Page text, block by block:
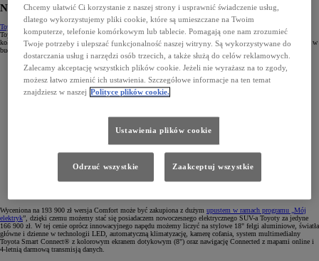
Najtańsze auto elektryczne Toyoty
Toyota bZ4X
jest odpowiedzią na wiele zapytań, ponieważ nie tylko jest najtańszym autem elektrycznym
Toyoty, ale również najtańszym SUV-em tej marki, który został dodatkowo wyposażony w napęd na cztery
koła. To idealne połączenie luksusu i praktyczności korzystające z ponad dwóch dekad doświadczenia Toyoty w
budowaniu zelektryfikowanych napędów.
Wyceniona na 193 900 zł wersja Comfort może być zakupiona z dużym upustem w ramach programu „Mój
elektryk” , dzięki czemu możemy stać się posiadaczem nowoczesnego elektrycznego SUV-a Toyoty za jedyne
166 900 zł. W tej cenie oprócz innowacyjnego napędu możemy liczyć na stylowe 18" felgi aluminiowe, światła
główne i dzienne w technologii LED, automatyczną klimatyzację, kamerę cofania, system multimedialny
Toyota Smart Connect® z kolorowym ekranem dotykowym (8") oraz nawigację Connected z mapami online i
4-letnią darmową transmisją danych.
Chcemy ułatwić Ci korzystanie z naszej strony i usprawnić świadczenie usług,
dlatego wykorzystujemy pliki cookie, które są umieszczane na Twoim
komputerze, telefonie komórkowym lub tablecie. Pomagają one nam zrozumieć
Twoje potrzeby i ulepszać funkcjonalność naszej witryny. Są wykorzystywane do
dostarczania usług i narzędzi osób trzecich, a także służą do celów reklamowych.
Zalecamy akceptację wszystkich plików cookie. Jeżeli nie wyrażasz na to zgody,
możesz łatwo zmienić ich ustawienia. Szczegółowe informacje na ten temat
znajdziesz w naszej Polityce plików cookie.
Ustawienia plików cookie
Odrzuć wszystkie Zaakceptuj wszystkie